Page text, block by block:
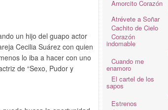
un hijo del guapo actor
Cecilia Suárez con quien
lo iba a hacer con uno
de “Sexo, Pudor y
Amorcito Corazón
Atrévete a Soñar
Cachito de Cielo
Corazón
indomable
Cuando me
enamoro
El cartel de los
sapos
Estrenos